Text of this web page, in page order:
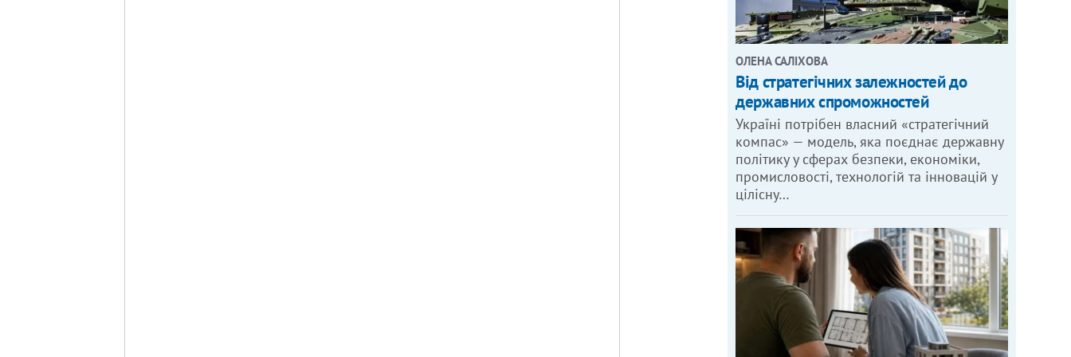
ОЛЕНА САЛІХОВА
Від стратегічних залежностей до
державних спроможностей
Україні потрібен власний «стратегічний
компас» — модель, яка поєднає державну
політику у сферах безпеки, економіки,
промисловості, технологій та інновацій у
цілісну…